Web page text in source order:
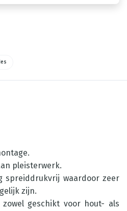
pleisterwerk.
spreiddrukvrij waardoor zeer
zijn.
geschikt voor hout- als